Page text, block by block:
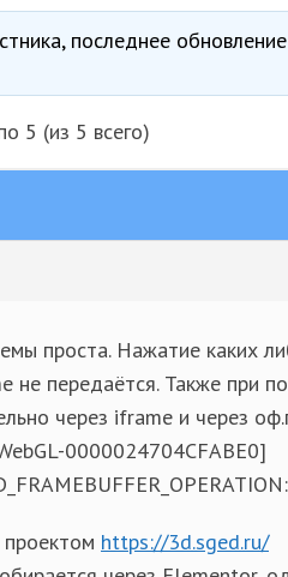
последнее обновление
5 (из 5 всего)
проста. Нажатие каких
не передаётся. Также при
через iframe и через
0000024704CFABE0]
https://3d.sged.ru/